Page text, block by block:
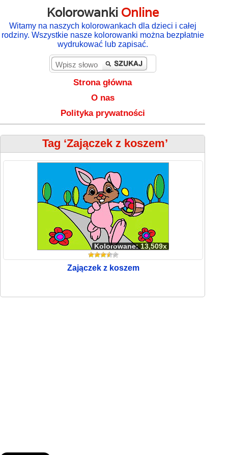
Kolorowanki Online
Witamy na naszych kolorowankach dla dzieci i całej
rodziny. Wszystkie nasze kolorowanki można bezpłatnie
wydrukować lub zapisać.
Strona główna
O nas
Polityka prywatności
Tag ‘Zajączek z koszem’
Kolorowane: 13,509x
Zajączek z koszem